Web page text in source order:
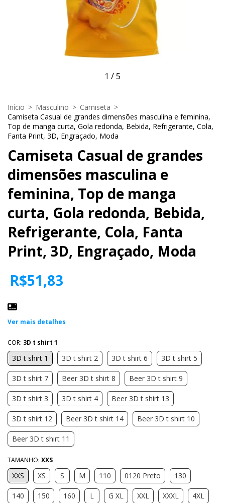
1 /5
Início > Masculino > Camiseta >
Camiseta Casual de grandes dimensões masculina e feminina,
Top de manga curta, Gola redonda, Bebida, Refrigerante, Cola,
Fanta Print, 3D, Engraçado, Moda
Camiseta Casual de grandes
dimensões masculina e
feminina, Top de manga
curta, Gola redonda, Bebida,
Refrigerante, Cola, Fanta
Print, 3D, Engraçado, Moda
R$51,83
Ver mais detalhes
COR: 3D t shirt 1
3D t shirt 1 3D t shirt 2 3D t shirt 6 3D t shirt 5
3D t shirt 7 Beer 3D t shirt 8 Beer 3D t shirt 9
3D t shirt 3 3D t shirt 4 Beer 3D t shirt 13
3D t shirt 12 Beer 3D t shirt 14 Beer 3D t shirt 10
Beer 3D t shirt 11
TAMANHO: XXS
XXS XS S M 110 0120 Preto 130
140 150 160 L G XL XXL XXXL 4XL